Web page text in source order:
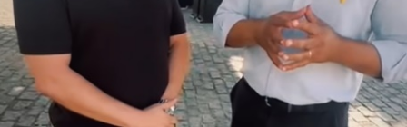
Com linguagem acessível, o livro combina elementos de
autobiografia, liderança e planejamento estratégico,
propondo um caminho prático para quem deseja
assumir o controle da própria trajetória com clareza,
ousadia e consistência. O método apresentado por